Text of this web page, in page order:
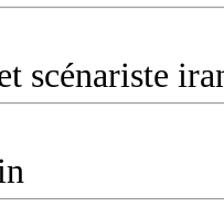
scénariste